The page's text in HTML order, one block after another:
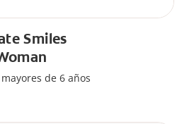
Smiles
de 6 años